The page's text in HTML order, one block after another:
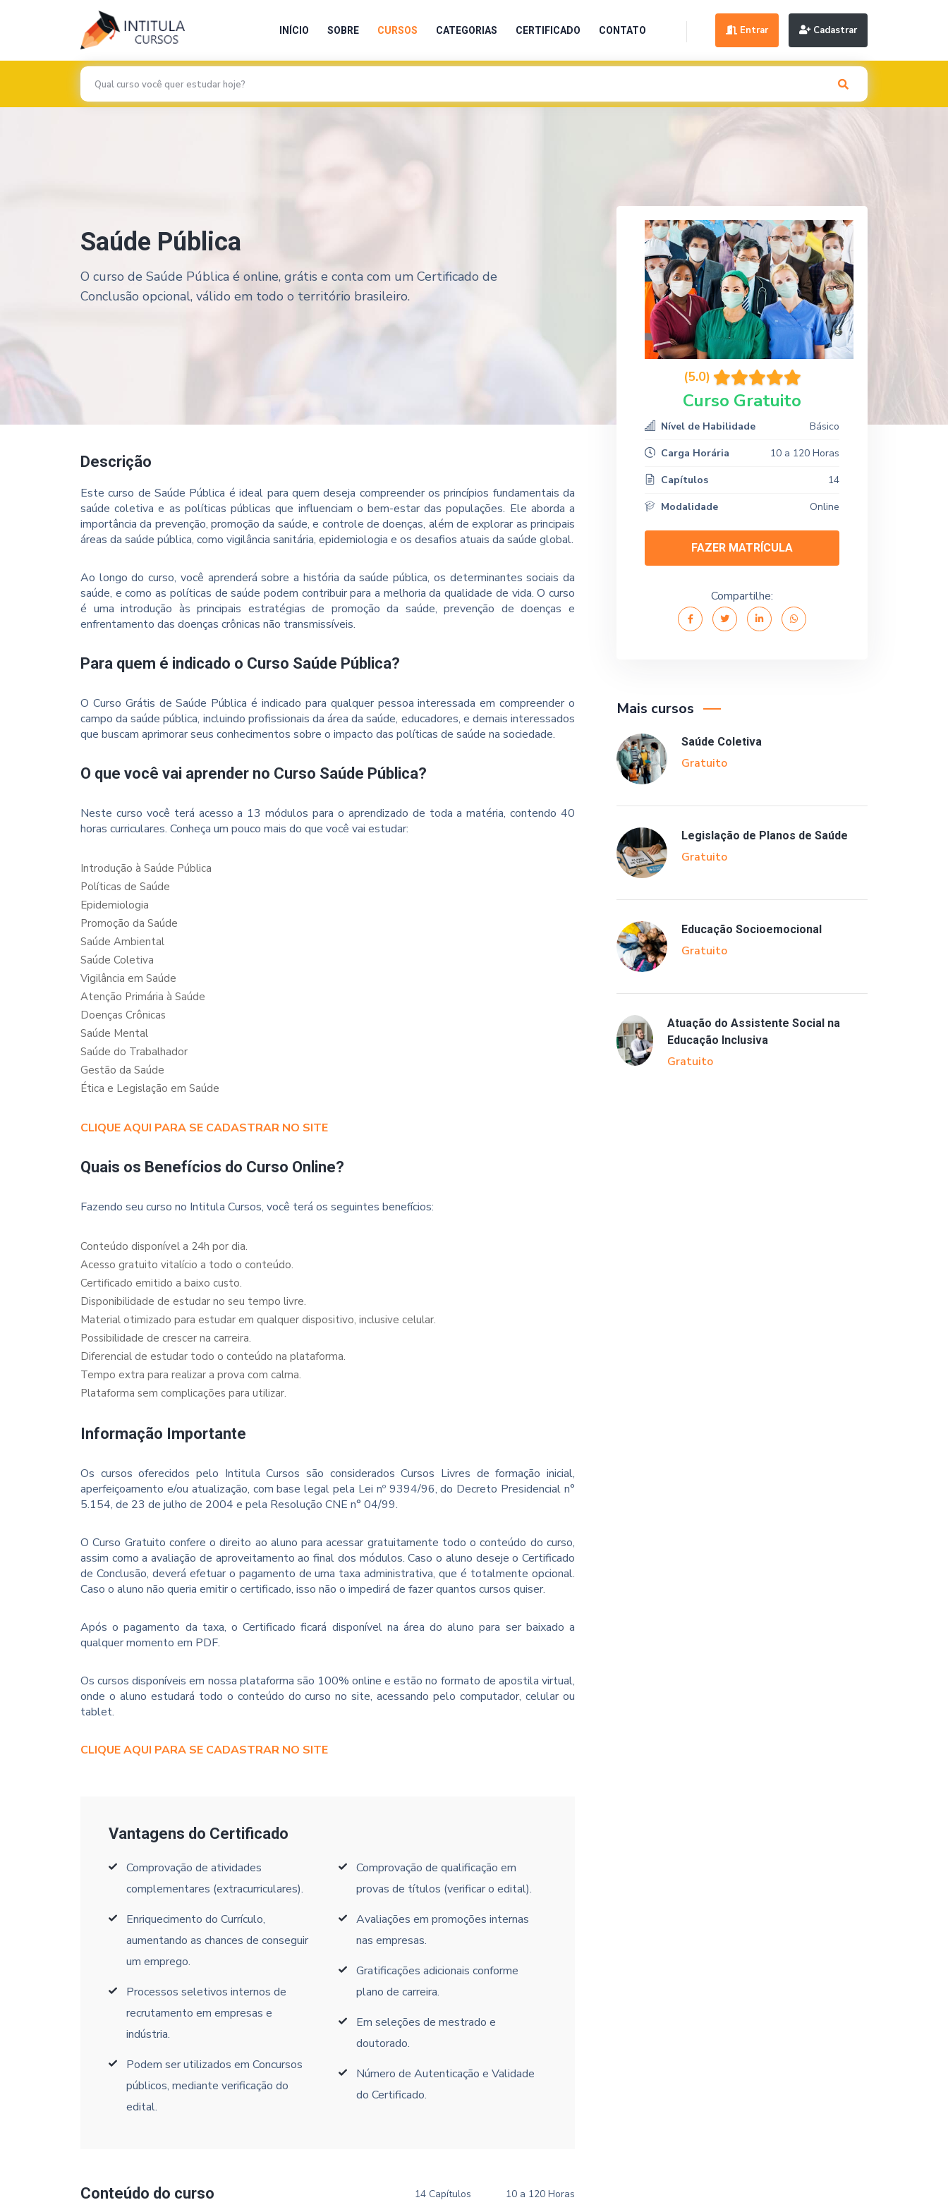
INÍCIO SOBRE CURSOS CATEGORIAS CERTIFICADO CONTATO Entrar Cadastrar
Saúde Pública
O curso de Saúde Pública é online, grátis e conta com um Certificado de
Conclusão opcional, válido em todo o território brasileiro.
Descrição
Este curso de Saúde Pública é ideal para quem deseja compreender os princípios fundamentais da
saúde coletiva e as políticas públicas que influenciam o bem-estar das populações. Ele aborda a
importância da prevenção, promoção da saúde, e controle de doenças, além de explorar as principais
áreas da saúde pública, como vigilância sanitária, epidemiologia e os desafios atuais da saúde global.
Ao longo do curso, você aprenderá sobre a história da saúde pública, os determinantes sociais da
saúde, e como as políticas de saúde podem contribuir para a melhoria da qualidade de vida. O curso
é uma introdução às principais estratégias de promoção da saúde, prevenção de doenças e
enfrentamento das doenças crônicas não transmissíveis.
Para quem é indicado o Curso Saúde Pública?
O Curso Grátis de Saúde Pública é indicado para qualquer pessoa interessada em compreender o
campo da saúde pública, incluindo profissionais da área da saúde, educadores, e demais interessados
que buscam aprimorar seus conhecimentos sobre o impacto das políticas de saúde na sociedade.
O que você vai aprender no Curso Saúde Pública?
Neste curso você terá acesso a 13 módulos para o aprendizado de toda a matéria, contendo 40
horas curriculares. Conheça um pouco mais do que você vai estudar:
Introdução à Saúde Pública
Políticas de Saúde
Epidemiologia
Promoção da Saúde
Saúde Ambiental
Saúde Coletiva
Vigilância em Saúde
Atenção Primária à Saúde
Doenças Crônicas
Saúde Mental
Saúde do Trabalhador
Gestão da Saúde
Ética e Legislação em Saúde
CLIQUE AQUI PARA SE CADASTRAR NO SITE
Quais os Benefícios do Curso Online?
Fazendo seu curso no Intitula Cursos, você terá os seguintes benefícios:
Conteúdo disponível a 24h por dia.
Acesso gratuito vitalício a todo o conteúdo.
Certificado emitido a baixo custo.
Disponibilidade de estudar no seu tempo livre.
Material otimizado para estudar em qualquer dispositivo, inclusive celular.
Possibilidade de crescer na carreira.
Diferencial de estudar todo o conteúdo na plataforma.
Tempo extra para realizar a prova com calma.
Plataforma sem complicações para utilizar.
Informação Importante
Os cursos oferecidos pelo Intitula Cursos são considerados Cursos Livres de formação inicial,
aperfeiçoamento e/ou atualização, com base legal pela Lei nº 9394/96, do Decreto Presidencial n°
5.154, de 23 de julho de 2004 e pela Resolução CNE n° 04/99.
O Curso Gratuito confere o direito ao aluno para acessar gratuitamente todo o conteúdo do curso,
assim como a avaliação de aproveitamento ao final dos módulos. Caso o aluno deseje o Certificado
de Conclusão, deverá efetuar o pagamento de uma taxa administrativa, que é totalmente opcional.
Caso o aluno não queria emitir o certificado, isso não o impedirá de fazer quantos cursos quiser.
Após o pagamento da taxa, o Certificado ficará disponível na área do aluno para ser baixado a
qualquer momento em PDF.
Os cursos disponíveis em nossa plataforma são 100% online e estão no formato de apostila virtual,
onde o aluno estudará todo o conteúdo do curso no site, acessando pelo computador, celular ou
tablet.
CLIQUE AQUI PARA SE CADASTRAR NO SITE
Vantagens do Certificado
Comprovação de atividades
complementares (extracurriculares).
Enriquecimento do Currículo,
aumentando as chances de conseguir
um emprego.
Processos seletivos internos de
recrutamento em empresas e
indústria.
Podem ser utilizados em Concursos
públicos, mediante verificação do
edital.
Comprovação de qualificação em
provas de títulos (verificar o edital).
Avaliações em promoções internas
nas empresas.
Gratificações adicionais conforme
plano de carreira.
Em seleções de mestrado e
doutorado.
Número de Autenticação e Validade
do Certificado.
Conteúdo do curso 14 Capítulos 10 a 120 Horas
(5.0)
Curso Gratuito
Nível de Habilidade
Básico
Carga Horária
10 a 120 Horas
Capítulos
14
Modalidade
Online
FAZER MATRÍCULA
Compartilhe:
Mais cursos
Saúde Coletiva
Gratuito
Legislação de Planos de Saúde
Gratuito
Educação Socioemocional
Gratuito
Atuação do Assistente Social na
Educação Inclusiva
Gratuito